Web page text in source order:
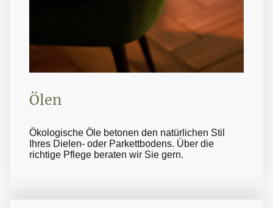
Ölen
Ökologische Öle betonen den natürlichen Stil
Ihres Dielen- oder Parkettbodens. Über die
richtige Pflege beraten wir Sie gern.